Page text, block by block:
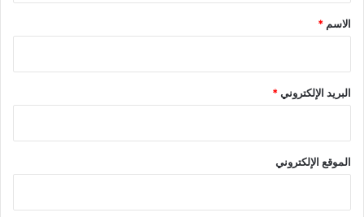
*
الاسم *
البريد الإلكتروني*
الموقع الإلكتروني